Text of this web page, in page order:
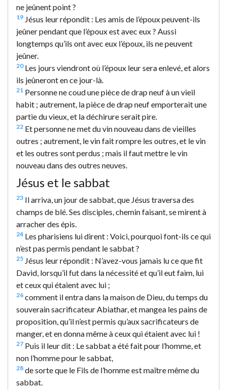
ne jeûnent point ?
19 Jésus leur répondit : Les amis de l’époux peuvent-ils
jeûner pendant que l’époux est avec eux ? Aussi
longtemps qu’ils ont avec eux l’époux, ils ne peuvent
jeûner.
20Les jours viendront où l’époux leur sera enlevé, et alors
ils jeûneront en ce jour-là.
21 Personne ne coud une pièce de drap neuf à un vieil
habit ; autrement, la pièce de drap neuf emporterait une
partie du vieux, et la déchirure serait pire.
22 Et personne ne met du vin nouveau dans de vieilles
outres ; autrement, le vin fait rompre les outres, et le vin
et les outres sont perdus ; mais il faut mettre le vin
nouveau dans des outres neuves.
Jésus et le sabbat
23 Il arriva, un jour de sabbat, que Jésus traversa des
champs de blé. Ses disciples, chemin faisant, se mirent à
arracher des épis.
24 Les pharisiens lui dirent : Voici, pourquoi font-ils ce qui
n’est pas permis pendant le sabbat ?
25 Jésus leur répondit : N’avez-vous jamais lu ce que fit
David, lorsqu’il fut dans la nécessité et qu’il eut faim, lui
et ceux qui étaient avec lui ;
26 comment il entra dans la maison de Dieu, du temps du
souverain sacrificateur Abiathar, et mangea les pains de
proposition, qu’il n’est permis qu’aux sacrificateurs de
manger, et en donna même à ceux qui étaient avec lui !
27 Puis il leur dit : Le sabbat a été fait pour l’homme, et
non l’homme pour le sabbat,
28 de sorte que le Fils de l’homme est maître même du
sabbat.